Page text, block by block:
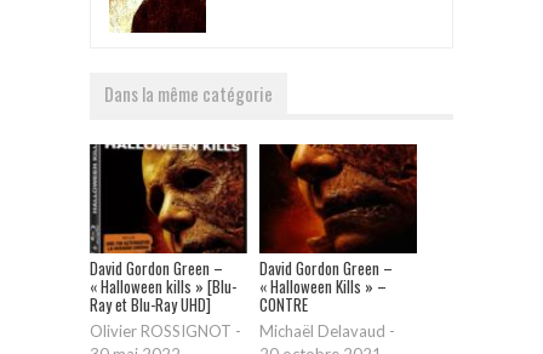
Dans la même catégorie
David Gordon Green –
« Halloween kills » [Blu-
Ray et Blu-Ray UHD]
Olivier ROSSIGNOT -
David Gordon Green –
« Halloween Kills » –
CONTRE
Michaël Delavaud -